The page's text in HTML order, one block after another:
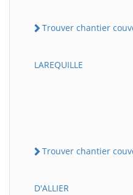
Trouver chantier
LAREQUILLE
Trouver chantier
D'ALLIER